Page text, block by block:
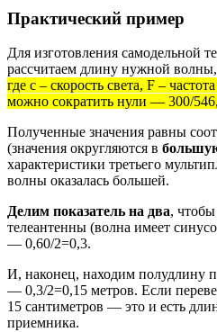
Практический пример
Для изготовления самодельной
рассчитаем длину нужной
где c – скорость света, F –
можно сократить нули — 300/
Полученные значения равны
(значения округляются в
характеристики третьего
волны оказалась большей.
Делим показатель на два,
телеантенны (волна имеет
— 0,60/2=0,3.
И, наконец, находим полудлину
— 0,3/2=0,15 метров. Если
15 сантиметров — это и есть
приемника.